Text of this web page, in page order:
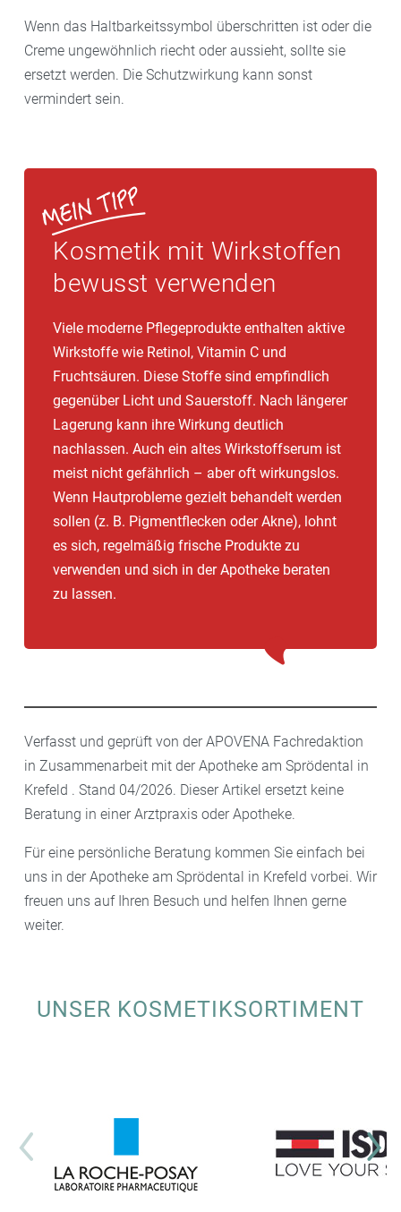
Wenn das Haltbarkeitssymbol überschritten ist oder die
Creme ungewöhnlich riecht oder aussieht, sollte sie
ersetzt werden. Die Schutzwirkung kann sonst
vermindert sein.
Kosmetik mit Wirkstoffen
bewusst verwenden
Viele moderne Pflegeprodukte enthalten aktive
Wirkstoffe wie Retinol, Vitamin C und
Fruchtsäuren. Diese Stoffe sind empfindlich
gegenüber Licht und Sauerstoff. Nach längerer
Lagerung kann ihre Wirkung deutlich
nachlassen. Auch ein altes Wirkstoffserum ist
meist nicht gefährlich – aber oft wirkungslos.
Wenn Hautprobleme gezielt behandelt werden
sollen (z. B. Pigmentflecken oder Akne), lohnt
es sich, regelmäßig frische Produkte zu
verwenden und sich in der Apotheke beraten
zu lassen.
Verfasst und geprüft von der APOVENA Fachredaktion
in Zusammenarbeit mit der Apotheke am Sprödental in
Krefeld . Stand 04/2026. Dieser Artikel ersetzt keine
Beratung in einer Arztpraxis oder Apotheke.
Für eine persönliche Beratung kommen Sie einfach bei
uns in der Apotheke am Sprödental in Krefeld vorbei. Wir
freuen uns auf Ihren Besuch und helfen Ihnen gerne
weiter.
UNSER KOSMETIKSORTIMENT